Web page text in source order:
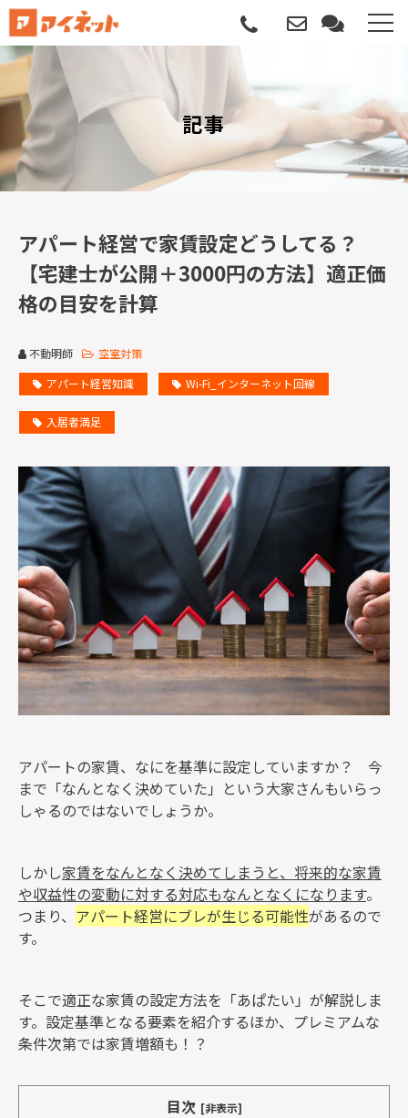
選ばれる理由
導入について
サポートについて
記事
サービス説明動画
監修者一覧
記事
アパート経営で家賃設定どうしてる？
【宅建士が公開＋3000円の方法】適正価
格の目安を計算
不動明師
空室対策
アパート経営知識
Wi-Fi_インターネット回線
入居者満足
アパートの家賃、なにを基準に設定していますか？ 今
まで「なんとなく決めていた」という大家さんもいらっ
しゃるのではないでしょうか。
しかし家賃をなんとなく決めてしまうと、将来的な家賃
や収益性の変動に対する対応もなんとなくになります。
つまり、 アパート経営にブレが生じる可能性があるので
す。
そこで適正な家賃の設定方法を「あぱたい」が解説しま
す。設定基準となる要素を紹介するほか、プレミアムな
条件次第では家賃増額も！？
目次 [非表示]